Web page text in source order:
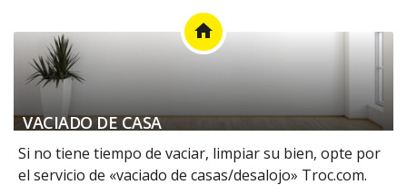
home
VACIADO DE CASA
Si no tiene tiempo de vaciar, limpiar su bien, opte por
el servicio de «vaciado de casas/desalojo» Troc.com.